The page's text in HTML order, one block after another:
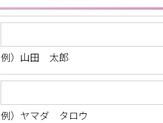
例）山田 太郎
例）ヤマダ タロウ